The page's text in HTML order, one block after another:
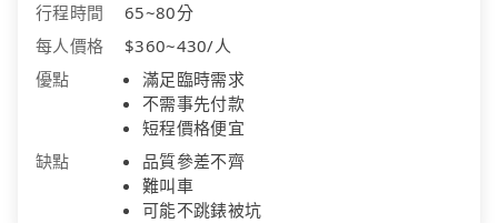
行程時間
65~80分
每人價格
$360~430/人
優點
滿足臨時需求
不需事先付款
短程價格便宜
缺點
品質參差不齊
難叫車
可能不跳錶被坑